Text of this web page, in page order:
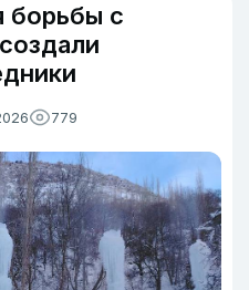
борьбы с
779